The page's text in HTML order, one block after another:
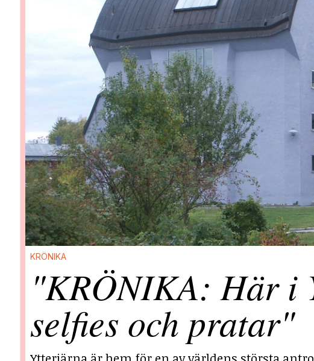
KRÖNIKA
"KRÖNIKA: Här i
selfies och pratar"